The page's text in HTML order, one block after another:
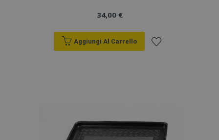
34,00 €
Aggiungi Al Carrello